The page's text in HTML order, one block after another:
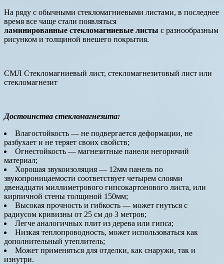
На ряду с обычными стекломагниевыми листами, в последнее
время все чаще стали появляться
ламинированные стекломагниевые листы с разнообразным
рисунком и толщиной внешего покрытия.
СМЛ Стекломагниевый лист, стекломагнезитовый лист или
стекломагнезит
Достоинства стекломагнезита:
Влагостойкость — не подвергается деформации, не
разбухает и не теряет своих свойств;
Огнестойкость — магнезитные панели негорючий
материал;
Хорошая звукоизоляция — 12мм панель по
звукопроницаемости соответствует четырем слоями
двенадцати миллиметрового гипсокартонового листа, или
кирпичной стены толщиной 150мм;
Высокая прочность и гибкость — может гнуться с
радиусом кривизны от 25 см до 3 метров;
Легче аналогичных плит из дерева или гипса;
Низкая теплопроводность, может использоваться как
дополнительный утеплитель;
Может применяться для отделки, как снаружи, так и
изнутри.